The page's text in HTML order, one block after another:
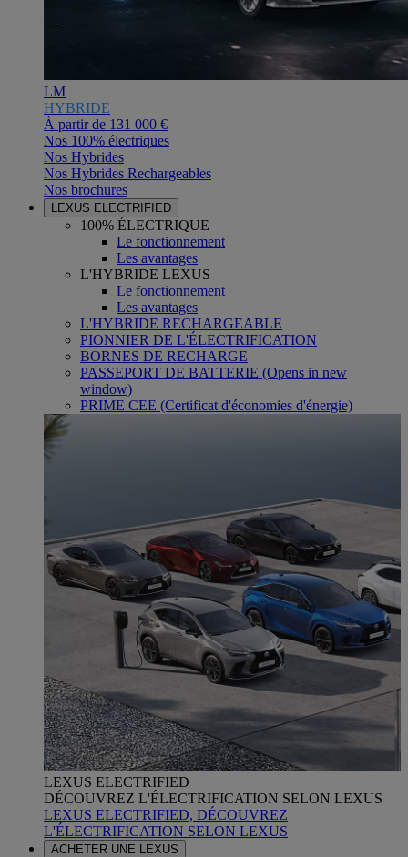
LM
HYBRIDE
À partir de 131 000 €
Nos 100% électriques
Nos Hybrides
Nos Hybrides Rechargeables
Nos brochures
LEXUS ELECTRIFIED
100% ÉLECTRIQUE
Le fonctionnement
Les avantages
L'HYBRIDE LEXUS
Le fonctionnement
Les avantages
L'HYBRIDE RECHARGEABLE
PIONNIER DE L'ÉLECTRIFICATION
BORNES DE RECHARGE
PASSEPORT DE BATTERIE (Opens in new
window)
PRIME CEE (Certificat d'économies d'énergie)
LEXUS ELECTRIFIED
DÉCOUVREZ L'ÉLECTRIFICATION SELON LEXUS
LEXUS ELECTRIFIED, DÉCOUVREZ
L'ÉLECTRIFICATION SELON LEXUS
ACHETER UNE LEXUS